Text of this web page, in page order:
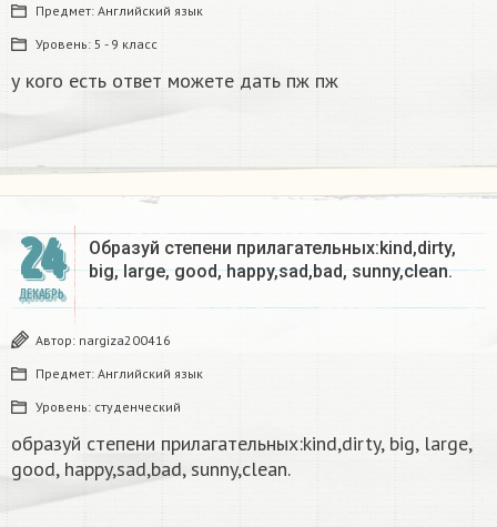
Предмет: Английский язык
Уровень: 5 - 9 класс
у кого есть ответ можете дать пж пж
24
ДЕКАБРЬ
Образуй степени прилагательных:kind,dirty,
big, large, good, happy,sad,bad, sunny,clean.​
Автор: nargiza200416
Предмет: Английский язык
Уровень: студенческий
образуй степени прилагательных:kind,dirty, big, large,
good, happy,sad,bad, sunny,clean.​